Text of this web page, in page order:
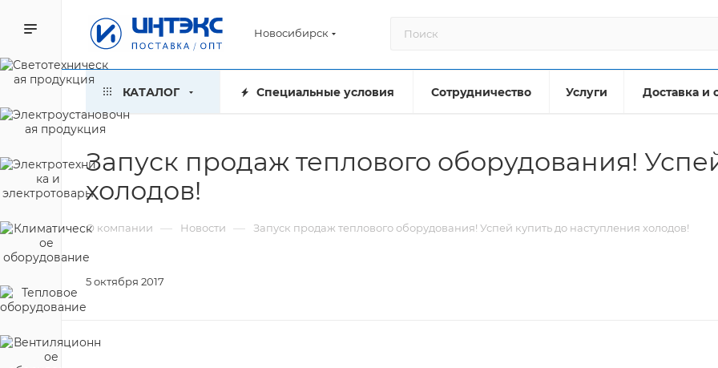
Новосибирск
КАТАЛОГ Специальные условия Сотрудничество Услуги Доставка и
Запуск продаж теплового оборудования!
холодов!
О компании — Новости — Запуск продаж теплового оборудования! Успей купить до наступления холодов!
5 октября 2017